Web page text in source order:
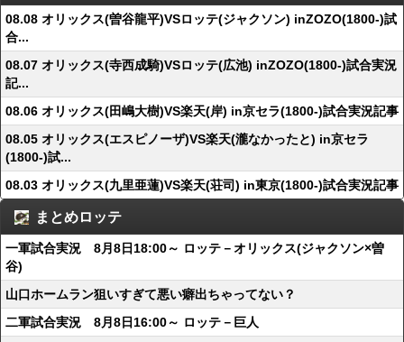
08.08 オリックス(曽谷龍平)VSロッテ(ジャクソン) inZOZO(1800-)試
合...
08.07 オリックス(寺西成騎)VSロッテ(広池) inZOZO(1800-)試合実況
記...
08.06 オリックス(田嶋大樹)VS楽天(岸) in京セラ(1800-)試合実況記事
08.05 オリックス(エスピノーザ)VS楽天(瀧なかったと) in京セラ
(1800-)試...
08.03 オリックス(九里亜蓮)VS楽天(荘司) in東京(1800-)試合実況記事
まとめロッテ
一軍試合実況 8月8日18:00～ ロッテ－オリックス(ジャクソン×曽
谷)
山口ホームラン狙いすぎて悪い癖出ちゃってない？
二軍試合実況 8月8日16:00～ ロッテ－巨人